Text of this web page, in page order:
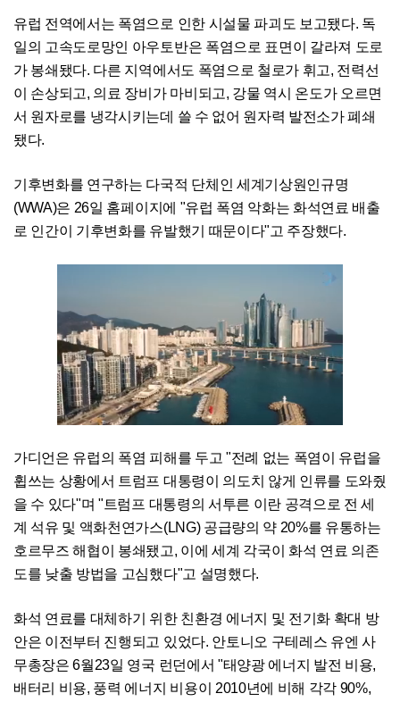
유럽 전역에서는 폭염으로 인한 시설물 파괴도 보고됐다. 독
일의 고속도로망인 아우토반은 폭염으로 표면이 갈라져 도로
가 봉쇄됐다. 다른 지역에서도 폭염으로 철로가 휘고, 전력선
이 손상되고, 의료 장비가 마비되고, 강물 역시 온도가 오르면
서 원자로를 냉각시키는데 쓸 수 없어 원자력 발전소가 폐쇄
됐다.
기후변화를 연구하는 다국적 단체인 세계기상원인규명
(WWA)은 26일 홈페이지에 "유럽 폭염 악화는 화석연료 배출
로 인간이 기후변화를 유발했기 때문이다"고 주장했다.
가디언은 유럽의 폭염 피해를 두고 "전례 없는 폭염이 유럽을
휩쓰는 상황에서 트럼프 대통령이 의도치 않게 인류를 도와줬
을 수 있다"며 "트럼프 대통령의 서투른 이란 공격으로 전 세
계 석유 및 액화천연가스(LNG) 공급량의 약 20%를 유통하는
호르무즈 해협이 봉쇄됐고, 이에 세계 각국이 화석 연료 의존
도를 낮출 방법을 고심했다"고 설명했다.
화석 연료를 대체하기 위한 친환경 에너지 및 전기화 확대 방
안은 이전부터 진행되고 있었다. 안토니오 구테레스 유엔 사
무총장은 6월23일 영국 런던에서 "태양광 에너지 발전 비용,
배터리 비용, 풍력 에너지 비용이 2010년에 비해 각각 90%,